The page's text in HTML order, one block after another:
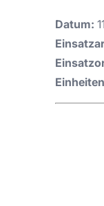
Datum: